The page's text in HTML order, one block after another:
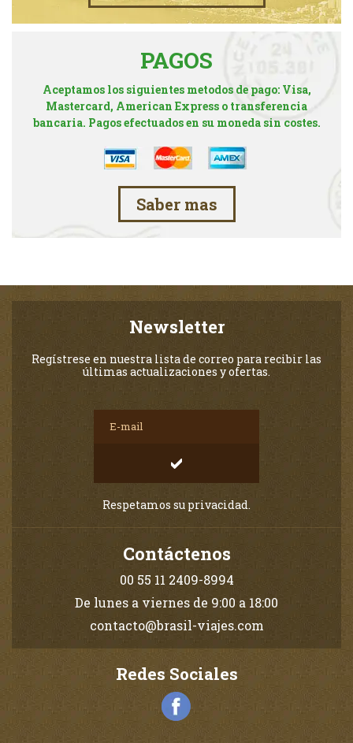
PAGOS
Aceptamos los siguientes metodos de pago: Visa,
Mastercard, American Express o transferencia
bancaria. Pagos efectuados en su moneda sin costes.
Saber mas
Newsletter
Regístrese en nuestra lista de correo para recibir las
últimas actualizaciones y ofertas.
Respetamos su privacidad.
Contáctenos
00 55 11 2409-8994
De lunes a viernes de 9:00 a 18:00
contacto@brasil-viajes.com
Redes Sociales